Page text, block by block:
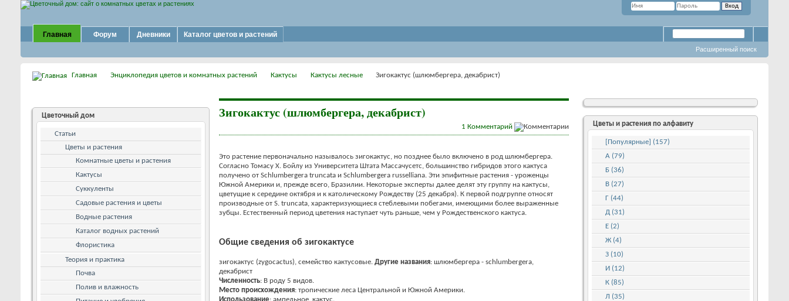
Главная Форум Дневники Каталог цветов и растений
Расширенный поиск
Главная Энциклопедия цветов и комнатных растений Кактусы Кактусы лесные Зигокактус (шлюмбергера, декабрист)
Зигокактус (шлюмбергера, декабрист)
1 Комментарий
Это растение первоначально называлось зигокактус, но позднее было включено в род шлюмбергера.
Согласно Томасу Х. Бойлу из Университета Штата Массачусетс, большинство гибридов этого кактуса
получено от Schlumbergera truncata и Schlumbergera russelliana. Эти эпифитные растения - уроженцы
Южной Америки и, прежде всего, Бразилии. Некоторые эксперты далее делят эту группу на кактусы,
цветущие к середине октября и к католическому Рождеству (25 декабря). К первой подгруппе относят
производные от S. truncata, характеризующиеся стеблевыми побегами, имеющими более выраженные
зубцы. Естественный период цветения наступает чуть раньше, чем у Рождественского кактуса.
Общие сведения об зигокактусе
зигокактус (zygocactus), семейство кактусовые. Другие названия: шлюмбергера - schlumbergera,
декабрист
Численность: В роду 5 видов.
Место происхождения: тропические леса Центральной и Южной Америки.
Использование: ампельное, кактус.
Цветы и растения по алфавиту
[Популярные] (157)
А (79)
Б (36)
В (27)
Г (44)
Д (31)
Е (2)
Ж (4)
З (10)
И (12)
К (85)
Л (35)
Цветочный дом
Статьи
Цветы и растения
Комнатные цветы и растения
Кактусы
Суккуленты
Садовые растения и цветы
Водные растения
Каталог водных растений
Флористика
Теория и практика
Почва
Полив и влажность